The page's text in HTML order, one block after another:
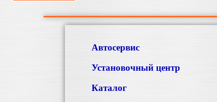
Автосервис
Установочный центр
Каталог